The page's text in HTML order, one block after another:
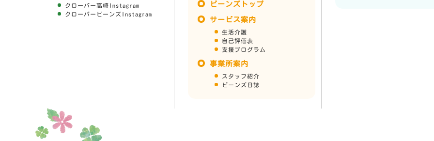
クローバー高崎Instagram
クローバービーンズInstagram
ビーンズトップ
サービス案内
生活介護
自己評価表
支援プログラム
事業所案内
スタッフ紹介
ビーンズ日誌